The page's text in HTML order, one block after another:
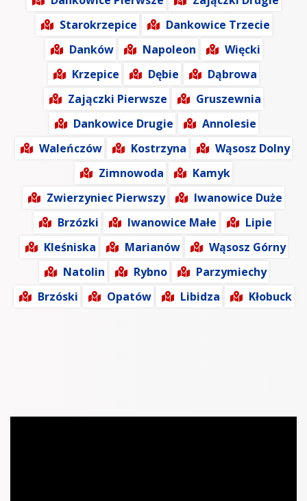
Starokrzepice
Dankowice Trzecie
Danków
Napoleon
Więcki
Krzepice
Dębie
Dąbrowa
Zajączki Pierwsze
Gruszewnia
Dankowice Drugie
Annolesie
Waleńczów
Kostrzyna
Wąsosz Dolny
Zimnowoda
Kamyk
Zwierzyniec Pierwszy
Iwanowice Duże
Brzózki
Iwanowice Małe
Lipie
Kleśniska
Marianów
Wąsosz Górny
Natolin
Rybno
Parzymiechy
Brzóski
Opatów Libidza Kłobuck